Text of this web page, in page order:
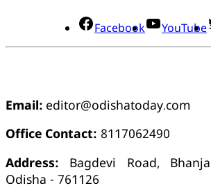
Facebook YouTube
Email: editor@odishatoday.com
Office Contact: 8117062490
Address: Bagdevi Road,
Odisha - 761126